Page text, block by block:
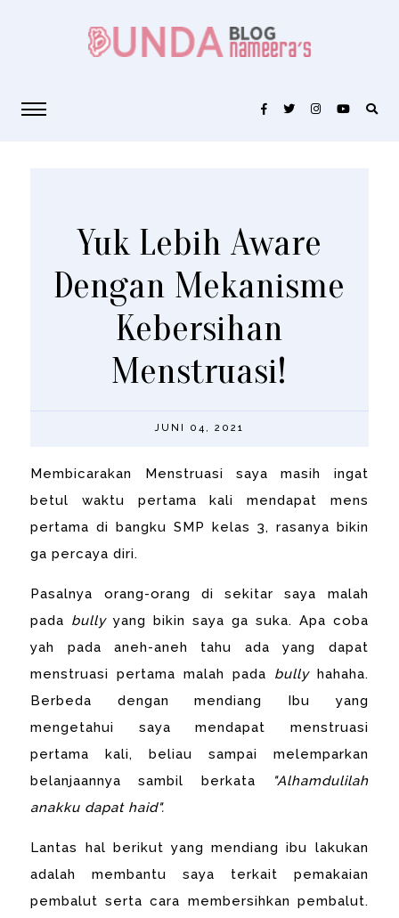
JUNI 04, 2021
Yuk Lebih Aware
Dengan Mekanisme
Kebersihan
Menstruasi!
Membicarakan Menstruasi saya masih ingat
betul waktu pertama kali mendapat mens
pertama di bangku SMP kelas 3, rasanya bikin
ga percaya diri.
Pasalnya orang-orang di sekitar saya malah
pada bullyyang bikin saya ga suka. Apa coba
yah pada aneh-aneh tahu ada yang dapat
menstruasi pertama malah pada bullyhahaha.
Berbeda dengan mendiang Ibu yang
mengetahui saya mendapat menstruasi
pertama kali, beliau sampai melemparkan
belanjaannya sambil berkata
"Alhamdulilah
anakku dapat haid".
Lantas hal berikut yang mendiang ibu lakukan
adalah membantu saya terkait pemakaian
pembalut serta cara membersihkan pembalut.